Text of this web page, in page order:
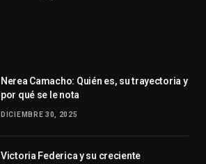
Nerea Camacho: Quién es, su trayectoria y
por qué se le nota
DICIEMBRE 30, 2025
Victoria Federica y su creciente